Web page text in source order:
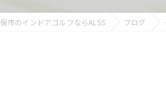
市のインドアゴルフならALSS ブログ